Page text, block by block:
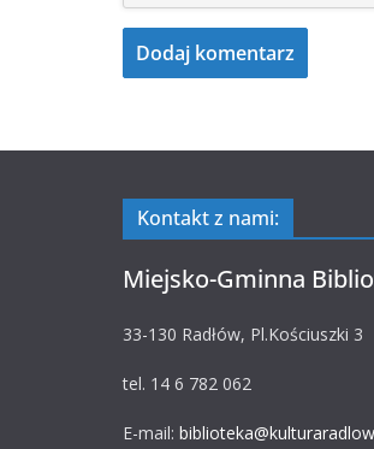
Kontakt z nami:
Miejsko-Gminna
33-130 Radłów, Pl.Kościuszki 3
tel. 14 6 782 062
E-mail: